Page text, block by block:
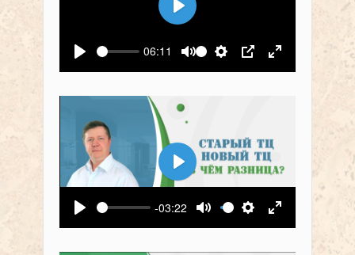
Воспроизвести
06:11
Выключить звук
Настройки
PIP На весь
Воспроизвести
Воспроизвести
-03:22
Выключить звук
Настройки
На весь
Воспроизвести